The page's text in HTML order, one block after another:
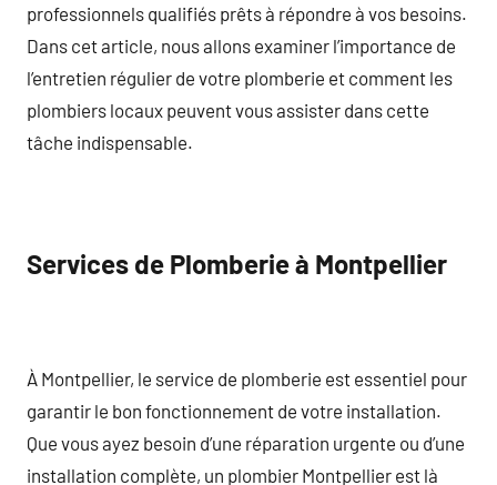
professionnels qualifiés prêts à répondre à vos besoins.
Dans cet article, nous allons examiner l’importance de
l’entretien régulier de votre plomberie et comment les
plombiers locaux peuvent vous assister dans cette
tâche indispensable.
Services de Plomberie à Montpellier
À Montpellier, le service de plomberie est essentiel pour
garantir le bon fonctionnement de votre installation.
Que vous ayez besoin d’une réparation urgente ou d’une
installation complète, un plombier Montpellier est là